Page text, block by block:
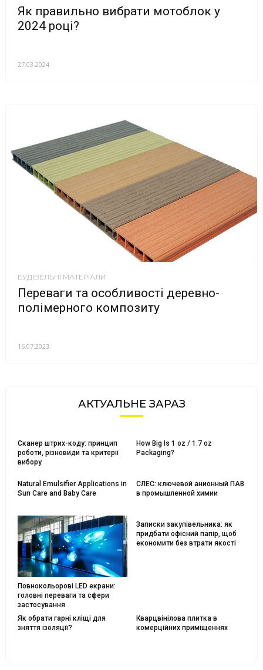
Як правильно вибрати мотоблок у
2024 році?
27.03.2024
БУДІВЕЛЬНІ МАТЕРІАЛИ
Переваги та особливості деревно-
полімерного композиту
16.07.2023
АКТУАЛЬНЕ ЗАРАЗ
Сканер штрих-коду: принцип
роботи, різновиди та критерії
вибору
How Big Is 1 oz / 1.7 oz
Packaging?
Natural Emulsifier Applications in
Sun Care and Baby Care
СЛЕС: ключевой анионный ПАВ
в промышленной химии
Повнокольорові LED екрани:
головні переваги та сфери
застосування
Записки закупівельника: як
придбати офісний папір, щоб
економити без втрати якості
Як обрати гарні кліщі для
зняття ізоляції?
Кварцвінілова плитка в
комерційних приміщеннях